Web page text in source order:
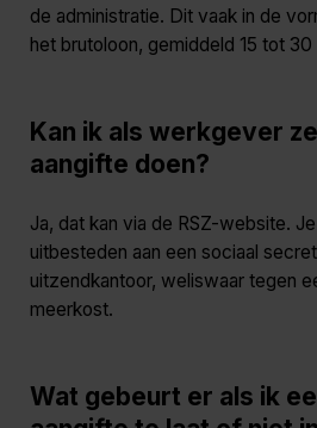
de administratie. Dit vaak in de
het brutoloon, gemiddeld 15 tot 30
Kan ik als werkgever
aangifte doen?
Ja, dat kan via de RSZ-website.
uitbesteden aan een sociaal
uitzendkantoor, weliswaar tegen
meerkost.
Wat gebeurt er als ik